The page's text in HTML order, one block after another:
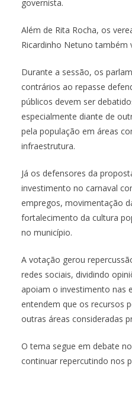
governista.
Além de Rita Rocha, os
Ricardinho Netuno
Durante a sessão, os
contrários ao repasse
públicos devem ser
especialmente diante de
pela população em áreas
infraestrutura.
Já os defensores da
investimento no carnaval
empregos, movimentação
fortalecimento da cultura
no município.
A votação gerou
redes sociais, dividindo
apoiam o investimento nas
entendem que os recursos
outras áreas consideradas
O tema segue em debate
continuar repercutindo nos